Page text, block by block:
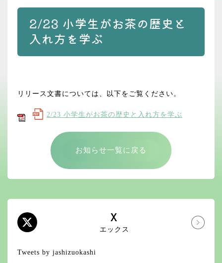
2/23 小学生がお茶の歴史と
入れ方を学ぶ
リリース文書については、以下をご覧ください。
2/23 小学生がお茶の歴史と入れ方を学ぶ
お知らせ一覧に戻る
X
エックス
Tweets by jashizuokashi